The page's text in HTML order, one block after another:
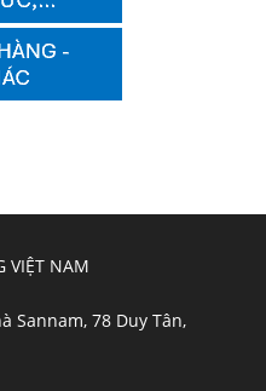
VIỆT NAM
Sannam, 78 Duy Tân,